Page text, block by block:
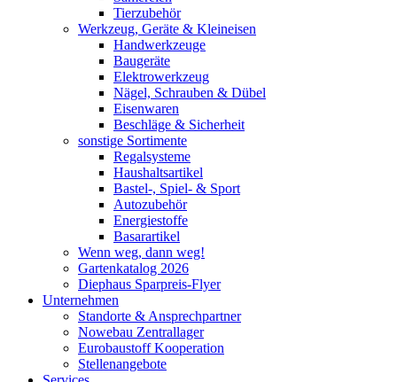
Tierzubehör
Werkzeug, Geräte & Kleineisen
Handwerkzeuge
Baugeräte
Elektrowerkzeug
Nägel, Schrauben & Dübel
Eisenwaren
Beschläge & Sicherheit
sonstige Sortimente
Regalsysteme
Haushaltsartikel
Bastel-, Spiel- & Sport
Autozubehör
Energiestoffe
Basarartikel
Wenn weg, dann weg!
Gartenkatalog 2026
Diephaus Sparpreis-Flyer
Unternehmen
Standorte & Ansprechpartner
Nowebau Zentrallager
Eurobaustoff Kooperation
Stellenangebote